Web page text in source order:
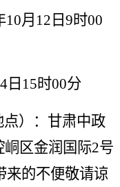
10月 12 日 9时00
4 日 15时00分
）：甘肃中政
峒区金润国际2号
来的不便敬请谅